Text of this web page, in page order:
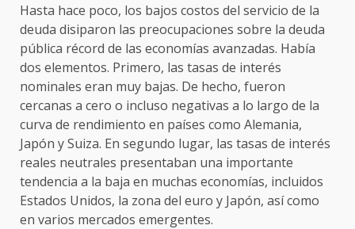
Hasta hace poco, los bajos costos del servicio de la
deuda disiparon las preocupaciones sobre la deuda
pública récord de las economías avanzadas. Había
dos elementos. Primero, las tasas de interés
nominales eran muy bajas. De hecho, fueron
cercanas a cero o incluso negativas a lo largo de la
curva de rendimiento en países como Alemania,
Japón y Suiza. En segundo lugar, las tasas de interés
reales neutrales presentaban una importante
tendencia a la baja en muchas economías, incluidos
Estados Unidos, la zona del euro y Japón, así como
en varios mercados emergentes.